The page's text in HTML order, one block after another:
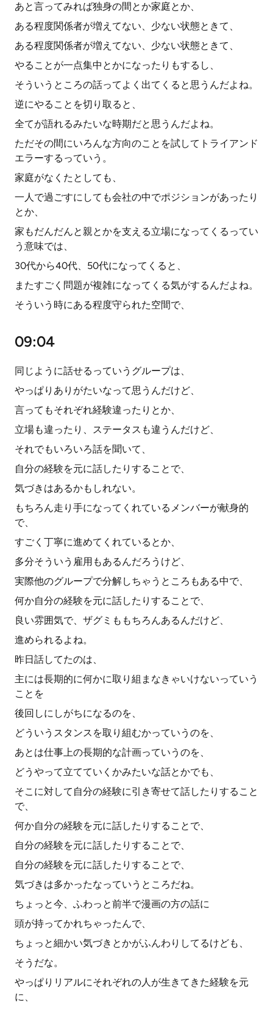
あと言ってみれば独身の間とか家庭とか、
ある程度関係者が増えてない、少ない状態ときて、
ある程度関係者が増えてない、少ない状態ときて、
やることが一点集中とかになったりもするし、
そういうところの話ってよく出てくると思うんだよね。
逆にやることを切り取ると、
全てが語れるみたいな時期だと思うんだよね。
ただその間にいろんな方向のことを試してトライアンド
エラーするっていう。
家庭がなくたとしても、
一人で過ごすにしても会社の中でポジションがあったり
とか、
家もだんだんと親とかを支える立場になってくるってい
う意味では、
30代から40代、50代になってくると、
またすごく問題が複雑になってくる気がするんだよね。
そういう時にある程度守られた空間で、
09:04
同じように話せるっていうグループは、
やっぱりありがたいなって思うんだけど、
言ってもそれぞれ経験違ったりとか、
立場も違ったり、ステータスも違うんだけど、
それでもいろいろ話を聞いて、
自分の経験を元に話したりすることで、
気づきはあるかもしれない。
もちろん走り手になってくれているメンバーが献身的
で、
すごく丁寧に進めてくれているとか、
多分そういう雇用もあるんだろうけど、
実際他のグループで分解しちゃうところもある中で、
何か自分の経験を元に話したりすることで、
良い雰囲気で、ザグミももちろんあるんだけど、
進められるよね。
昨日話してたのは、
主には長期的に何かに取り組まなきゃいけないっていう
ことを
後回しにしがちになるのを、
どういうスタンスを取り組むかっていうのを、
あとは仕事上の長期的な計画っていうのを、
どうやって立てていくかみたいな話とかでも、
そこに対して自分の経験に引き寄せて話したりすること
で、
何か自分の経験を元に話したりすることで、
自分の経験を元に話したりすることで、
自分の経験を元に話したりすることで、
気づきは多かったなっていうところだね。
ちょっと今、ふわっと前半で漫画の方の話に
頭が持ってかれちゃったんで、
ちょっと細かい気づきとかがふんわりしてるけども、
そうだな。
やっぱりリアルにそれぞれの人が生きてきた経験を元
に、